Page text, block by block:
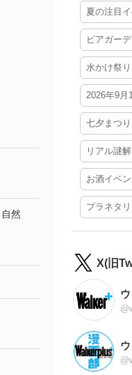
然
夏の注目
ビアガー
水かけ祭
2026年9月
七夕まつり
リアル謎
お酒イベン
プラネタ
X(旧